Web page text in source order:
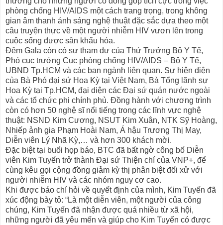
phòng chống HIV/AIDS một cách trang trọng, trong không
gian âm thanh ánh sáng nghệ thuật đặc sắc dựa theo một
câu truyện thực về một người nhiễm HIV vươn lên trong
cuộc sống được sân khấu hóa.
Đêm Gala còn có sự tham dự của Thứ Trưởng Bộ Y Tế,
Phó cục trưởng Cục phòng chống HIV/AIDS – Bộ Y Tế,
UBND Tp.HCM và các ban ngành liên quan. Sự hiện diện
của Bà Phó đại sứ Hoa Kỳ tại Việt Nam, Bà Tổng lãnh sự
Hoa Kỳ tại Tp.HCM, đại diện các Đại sứ quán nước ngoài
và các tổ chức phi chính phủ. Đồng hành với chương trình
còn có hơn 50 nghệ sĩ nổi tiếng trong các lĩnh vực nghệ
thuật: NSND Kim Cương, NSUT Kim Xuân, NTK Sỹ Hoàng,
Nhiếp ảnh gia Phạm Hoài Nam, Á hậu Trương Thị May,
Diễn viên Lý Nhã Kỳ,… và hơn 300 khách mời.
Đặc biệt tại buổi họp báo, BTC đã bất ngờ công bố Diễn
viên Kim Tuyến trở thành Đại sứ Thiện chí của VNP+, để
cùng kêu gọi cộng đồng giảm kỳ thị phân biệt đối xử với
người nhiễm HIV và các nhóm nguy cơ cao.
Khi được báo chí hỏi về quyết định của mình, Kim Tuyến đã
xúc động bày tỏ: “Là một diễn viên, một người của công
chúng, Kim Tuyến đã nhận được quá nhiều từ xã hội,
những người đã yêu mến và giúp cho Kim Tuyến có được